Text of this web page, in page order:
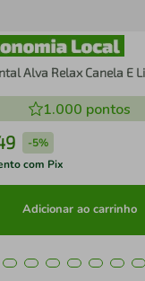
Alva Relax Canela E
1.000 pontos
-5%
com Pix
Adicionar ao carrinho